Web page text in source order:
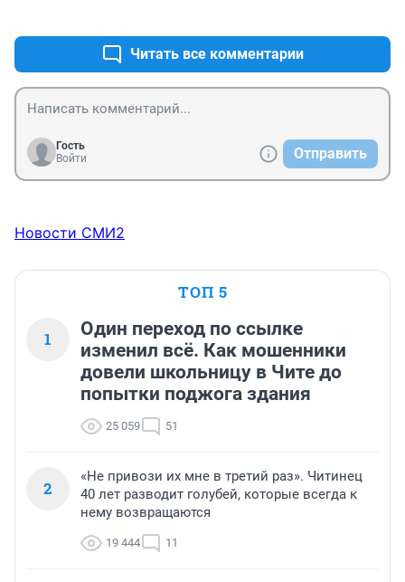
Читать все комментарии
Гость
Войти
Отправить
Новости СМИ2
ТОП 5
1
Один переход по ссылке
изменил всё. Как мошенники
довели школьницу в Чите до
попытки поджога здания
25 059 51
2
«Не привози их мне в третий раз». Читинец
40 лет разводит голубей, которые всегда к
нему возвращаются
19 444 11